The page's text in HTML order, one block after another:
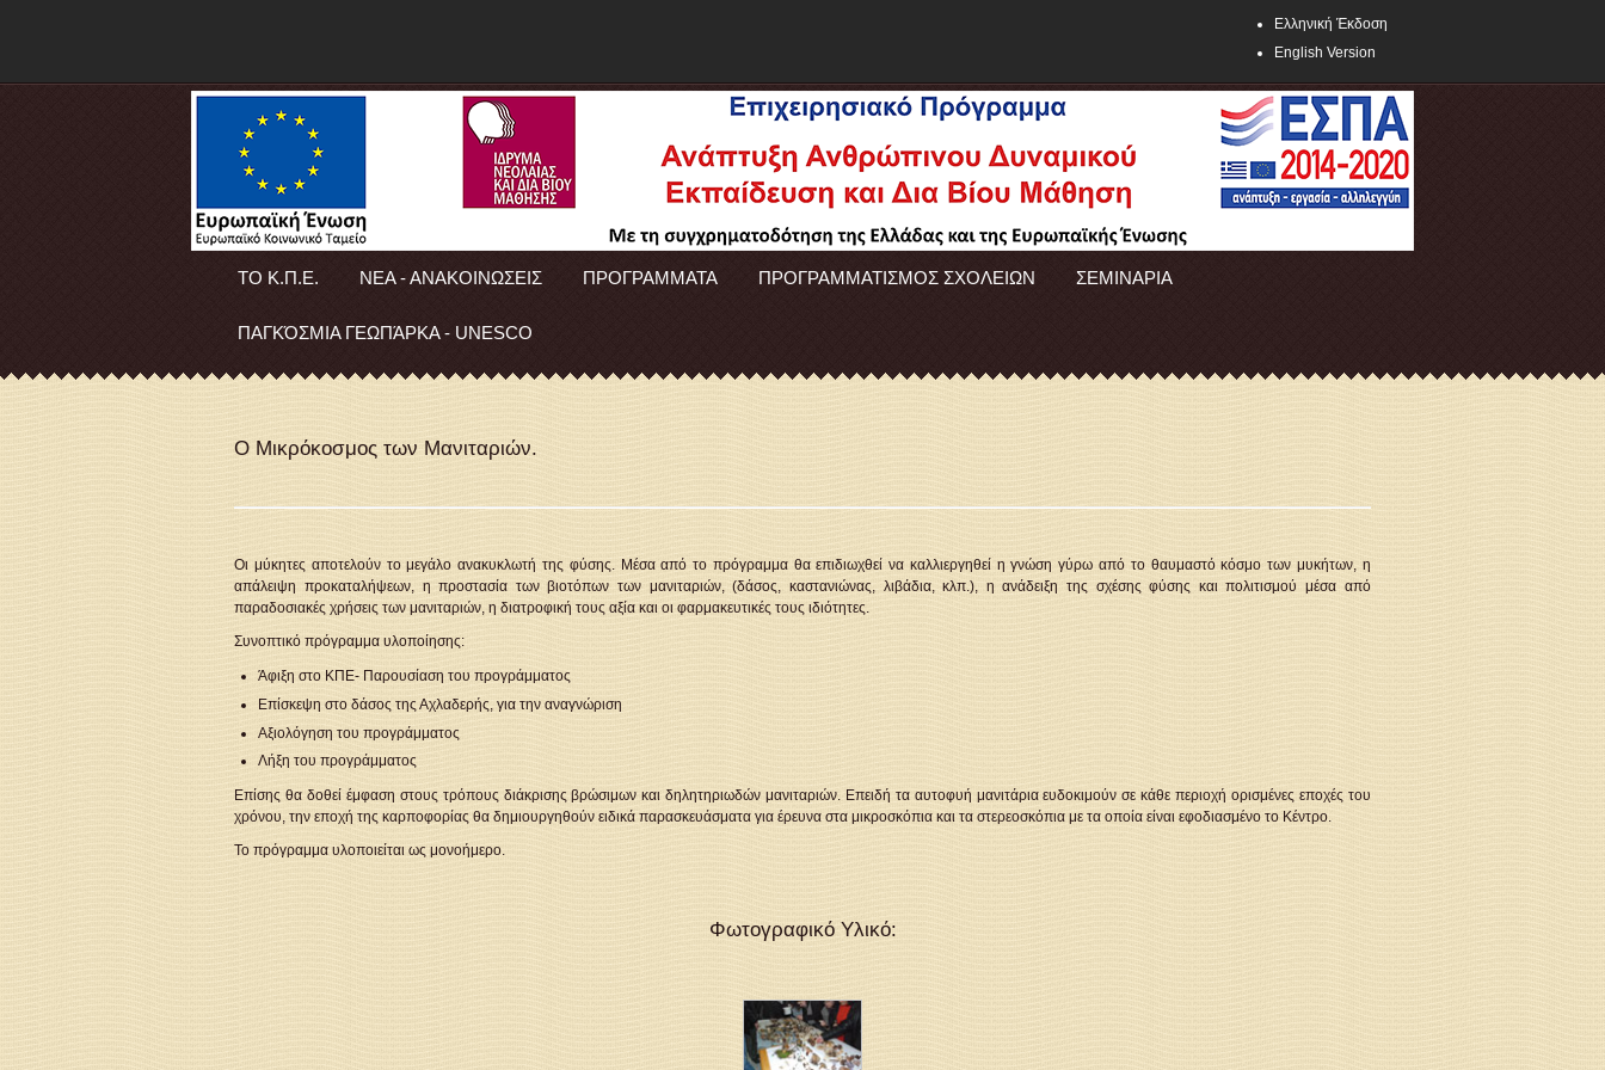
Ελληνική Έκδοση
English Version
ΤΟ Κ.Π.Ε. ΝΕΑ - ΑΝΑΚΟΙΝΩΣΕΙΣ ΠΡΟΓΡΑΜΜΑΤΑ ΠΡΟΓΡΑΜΜΑΤΙΣΜΟΣ ΣΧΟΛΕΙΩΝ ΣΕΜΙΝΑΡΙΑ
ΠΑΓΚΌΣΜΙΑ ΓΕΩΠΆΡΚΑ - UNESCO
Ο Μικρόκοσμος των Μανιταριών.
Οι μύκητες αποτελούν το μεγάλο ανακυκλωτή της φύσης. Μέσα από το πρόγραμμα θα επιδιωχθεί να καλλιεργηθεί η γνώση γύρω από το θαυμαστό κόσμο των μυκήτων, η
απάλειψη προκαταλήψεων, η προστασία των βιοτόπων των μανιταριών, (δάσος, καστανιώνας, λιβάδια, κλπ.), η ανάδειξη της σχέσης φύσης και πολιτισμού μέσα από
παραδοσιακές χρήσεις των μανιταριών, η διατροφική τους αξία και οι φαρμακευτικές τους ιδιότητες.
Συνοπτικό πρόγραμμα υλοποίησης:
Άφιξη στο ΚΠΕ- Παρουσίαση του προγράμματος
Επίσκεψη στο δάσος της Αχλαδερής, για την αναγνώριση
Αξιολόγηση του προγράμματος
Λήξη του προγράμματος
Επίσης θα δοθεί έμφαση στους τρόπους διάκρισης βρώσιμων και δηλητηριωδών μανιταριών. Επειδή τα αυτοφυή μανιτάρια ευδοκιμούν σε κάθε περιοχή ορισμένες εποχές του
χρόνου, την εποχή της καρποφορίας θα δημιουργηθούν ειδικά παρασκευάσματα για έρευνα στα μικροσκόπια και τα στερεοσκόπια με τα οποία είναι εφοδιασμένο το Κέντρο.
Το πρόγραμμα υλοποιείται ως μονοήμερο.
Φωτογραφικό Υλικό: